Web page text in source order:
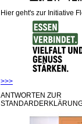
Hier geht's zur Initiative
>>>
ANTWORTEN ZUR